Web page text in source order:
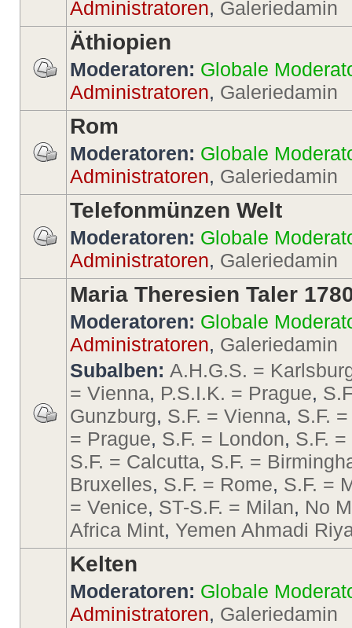
Administratoren, Galeriedamin
Äthiopien
Moderatoren: Globale
Administratoren, Galeriedamin
Rom
Moderatoren: Globale
Administratoren, Galeriedamin
Telefonmünzen Welt
Moderatoren: Globale
Administratoren, Galeriedamin
Maria Theresien Taler
Moderatoren: Globale
Administratoren, Galeriedamin
Subalben: A.H.G.S. =
= Vienna, P.S.I.K. = Prague,
Gunzburg, S.F. = Vienna, S.F.
= Prague, S.F. = London, S.F.
S.F. = Calcutta, S.F. =
Bruxelles, S.F. = Rome, S.F. =
= Venice, ST-S.F. = Milan, No
Africa Mint, Yemen Ahmadi
Kelten
Moderatoren: Globale
Administratoren, Galeriedamin